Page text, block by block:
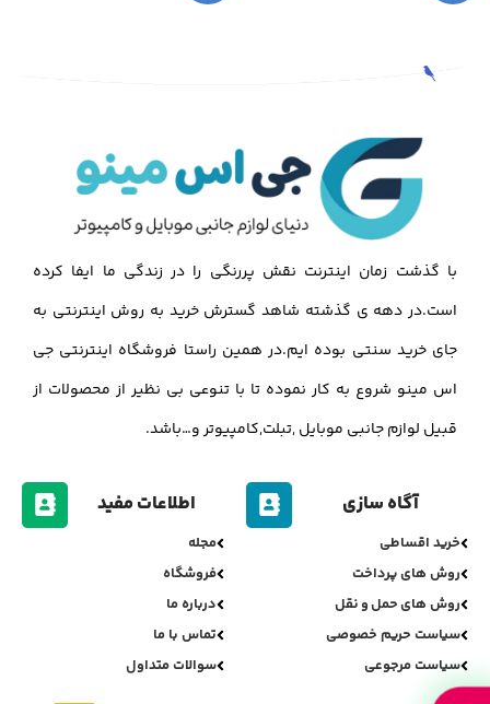
با گذشت زمان اینترنت نقش پررنگی را در زندگی ما ایفا کرده
است.در دهه ی گذشته شاهد گسترش خرید به روش اینترنتی به
جای خرید سنتی بوده ایم.در همین راستا فروشگاه اینترنتی جی
اس مینو شروع به کار نموده تا با تنوعی بی نظیر از محصولات از
قبیل لوازم جانبی موبایل ,تبلت,کامپیوتر و…باشد.
آگاه سازی
خرید اقساطی
روش های پرداخت
روش های حمل و نقل
سیاست حریم خصوصی
سیاست مرجوعی
اطلاعات مفید
مجله
فروشگاه
درباره ما
تماس با ما
سوالات متداول